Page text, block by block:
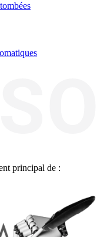
principal de :